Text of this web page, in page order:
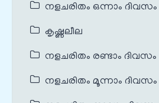
നളചരിതം ഒന്നാം ദിവസം
കൃഷ്ണലീല
നളചരിതം രണ്ടാം ദിവസം
നളചരിതം മൂന്നാം ദിവസം